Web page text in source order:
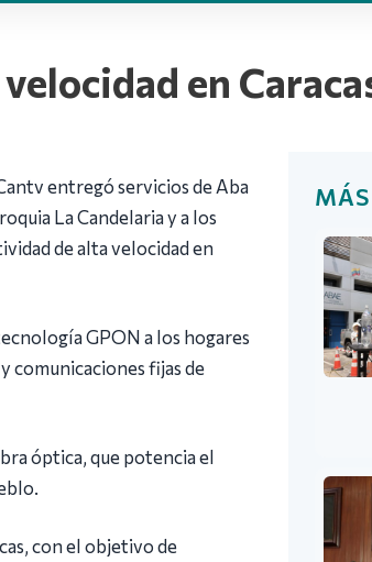
en
entregó servicios de Aba
La Candelaria y a los
de alta velocidad en
GPON a los hogares
comunicaciones fijas de
óptica, que potencia el
con el objetivo de